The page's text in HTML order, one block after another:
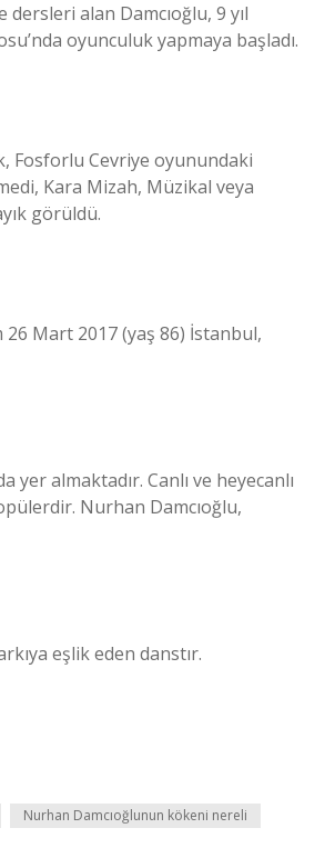
alan Damcıoğlu, 9 yıl
oyunculuk yapmaya başladı.
Fosforlu Cevriye oyunundaki
Kara Mizah, Müzikal veya
görüldü.
Mart 2017 (yaş 86) İstanbul,
yer almaktadır. Canlı ve heyecanlı
Nurhan Damcıoğlu,
eşlik eden danstır.
Nurhan Damcıoğlunun kökeni nereli